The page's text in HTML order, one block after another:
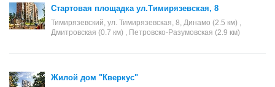
Стартовая площадка ул.Тимирязевская, 8
Тимирязевский, ул. Тимирязевская, 8, Динамо (2.5 км) ,
Дмитровская (0.7 км) , Петровско-Разумовская (2.9 км)
Жилой дом "Кверкус"